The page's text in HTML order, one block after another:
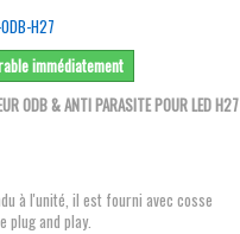
H27
immédiatement
ODB & ANTI PARASITE POUR LED H27
à l'unité, il est fourni avec cosse
plug and play.